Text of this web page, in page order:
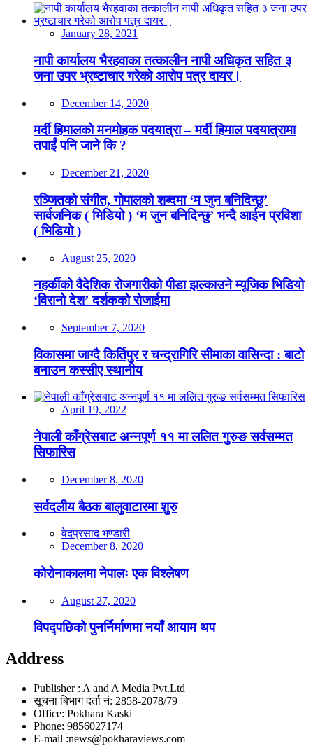
January 28, 2021
नापी कार्यालय भैरहवाका तत्कालीन नापी अधिकृत सहित ३
जना उपर भ्रष्टाचार गरेको आरोप पत्र दायर।
December 14, 2020
मर्दी हिमालको मनमोहक पदयात्रा – मर्दी हिमाल पदयात्रामा
तपाईं पनि जाने कि ?
December 21, 2020
रञ्जितको संगीत, गोपालको शब्दमा ‘म जुन बनिदिन्छु’
सार्वजनिक ( भिडियो ) ‘म जुन बनिदिन्छु’ भन्दै आईन प्रविशा
( भिडियो )
August 25, 2020
नहर्कीको वैदेशिक रोजगारीको पीडा झल्काउने म्यूजिक भिडियो
‘विरानो देश’ दर्शकको रोजाईमा
September 7, 2020
विकासमा जाग्दै किर्तिपुर र चन्द्रागिरि सीमाका वासिन्दा : बाटो
बनाउन कस्सीए स्थानीय
April 19, 2022
नेपाली काँग्रेसबाट अन्नपूर्ण ११ मा ललित गुरुङ सर्वसम्मत
सिफारिस
December 8, 2020
सर्वदलीय बैठक बालुवाटारमा शुरु
वेदप्रसाद भण्डारी
December 8, 2020
कोरोनाकालमा नेपालः एक विश्लेषण
August 27, 2020
विपद्पछिको पुनर्निर्माणमा नयाँ आयाम थप
Address
Publisher : A and A Media Pvt.Ltd
सूचना बिभाग दर्ता नं: 2858-2078/79
Office: Pokhara Kaski
Phone: 9856027174
E-mail :news@pokharaviews.com